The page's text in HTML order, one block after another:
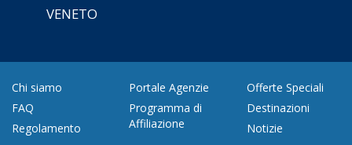
VENETO
Chi siamo
FAQ
Regolamento
Portale Agenzie
Programma di
Affiliazione
Offerte Speciali
Destinazioni
Notizie